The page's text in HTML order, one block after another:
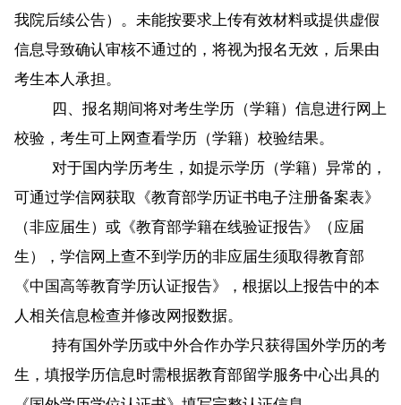
我院后续公告）。未能按要求上传有效材料或提供虚假
信息导致确认审核不通过的，将视为报名无效，后果由
考生本人承担。
四、报名期间将对考生学历（学籍）信息进行网上
校验，考生可上网查看学历（学籍）校验结果。
对于国内学历考生，如提示学历（学籍）异常的，
可通过学信网获取《教育部学历证书电子注册备案表》
（非应届生）或《教育部学籍在线验证报告》（应届
生），学信网上查不到学历的非应届生须取得教育部
《中国高等教育学历认证报告》，根据以上报告中的本
人相关信息检查并修改网报数据。
持有国外学历或中外合作办学只获得国外学历的考
生，填报学历信息时需根据教育部留学服务中心出具的